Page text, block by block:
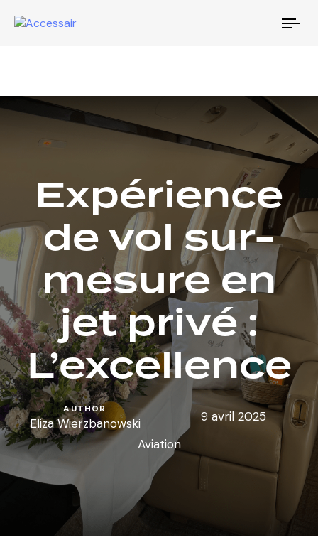
Expérience
de vol sur-
mesure en
jet privé :
L’excellence
AUTHOR
Eliza Wierzbanowski
9 avril 2025
Aviation